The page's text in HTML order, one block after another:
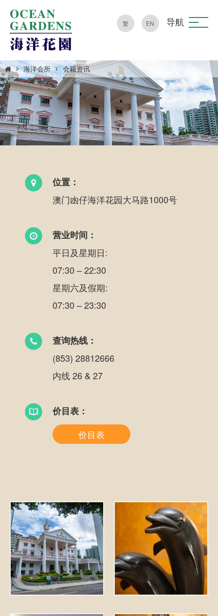
繁 EN 导航
海洋会所 会籍资讯
位置：
澳门凼仔海洋花园大马路1000号
营业时间：
平日及星期日:
07:30 – 22:30
星期六及假期:
07:30 – 23:30
查询热线：
(853) 28812666
内线 26 & 27
价目表：
价目表